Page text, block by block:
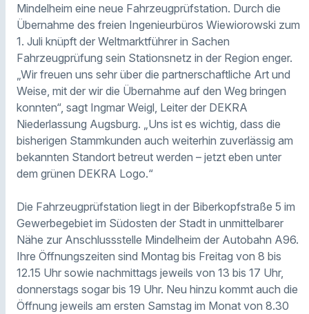
Mindelheim eine neue Fahrzeugprüfstation. Durch die
Übernahme des freien Ingenieurbüros Wiewiorowski zum
1. Juli knüpft der Weltmarktführer in Sachen
Fahrzeugprüfung sein Stationsnetz in der Region enger.
„Wir freuen uns sehr über die partnerschaftliche Art und
Weise, mit der wir die Übernahme auf den Weg bringen
konnten“, sagt Ingmar Weigl, Leiter der DEKRA
Niederlassung Augsburg. „Uns ist es wichtig, dass die
bisherigen Stammkunden auch weiterhin zuverlässig am
bekannten Standort betreut werden – jetzt eben unter
dem grünen DEKRA Logo.“
Die Fahrzeugprüfstation liegt in der Biberkopfstraße 5 im
Gewerbegebiet im Südosten der Stadt in unmittelbarer
Nähe zur Anschlussstelle Mindelheim der Autobahn A96.
Ihre Öffnungszeiten sind Montag bis Freitag von 8 bis
12.15 Uhr sowie nachmittags jeweils von 13 bis 17 Uhr,
donnerstags sogar bis 19 Uhr. Neu hinzu kommt auch die
Öffnung jeweils am ersten Samstag im Monat von 8.30